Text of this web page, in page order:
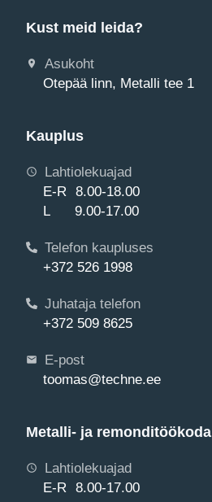
Kust meid leida?
Asukoht
Otepää linn, Metalli tee 1
Kauplus
Lahtiolekuajad
E-R 8.00-18.00
L 9.00-17.00
Telefon kaupluses
+372 526 1998
Juhataja telefon
+372 509 8625
E-post
toomas@techne.ee
Metalli- ja remonditöökoda
Lahtiolekuajad
E-R 8.00-17.00